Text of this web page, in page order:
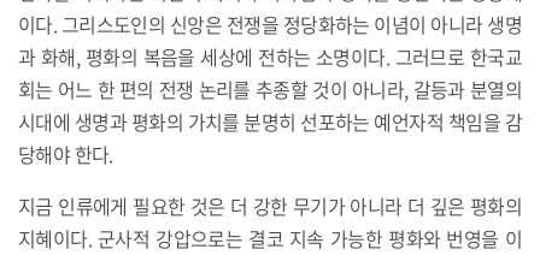
이다. 그리스도인의 신앙은 전쟁을 정당화하는 이념이 아니라 생명
과 화해, 평화의 복음을 세상에 전하는 소명이다. 그러므로 한국교
회는 어느 한 편의 전쟁 논리를 추종할 것이 아니라, 갈등과 분열의
시대에 생명과 평화의 가치를 분명히 선포하는 예언자적 책임을 감
당해야 한다.
지금 인류에게 필요한 것은 더 강한 무기가 아니라 더 깊은 평화의
지혜이다. 군사적 강압으로는 결코 지속 가능한 평화와 번영을 이